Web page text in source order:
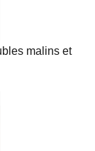
malins et